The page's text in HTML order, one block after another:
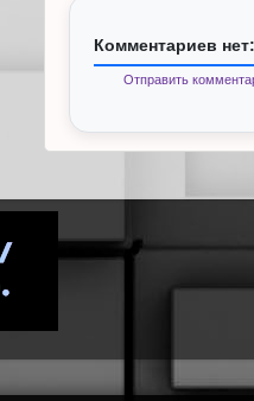
Комментариев нет:
Отправить